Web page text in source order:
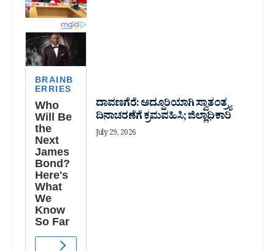
ದಾವಣಗೆರೆ: ಅದ್ದೂರಿಯಾಗಿ ಸ್ವಾತಂತ್ರ್ಯ
ದಿನಾಚರಣೆಗೆ ಕ್ರಮವಹಿಸಿ; ಜಿಲ್ಲಾಧಿಕಾರಿ
July 29, 2026